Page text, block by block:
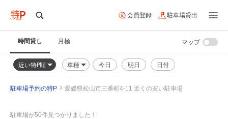
会員登録 駐車場貸出
時間貸し 月極
近い特P順 車種 今日 明日 日付
マップ
駐車場予約の特P 愛媛県松山市三番町4-11 近くの安い駐車場
駐車場が50件見つかりました！